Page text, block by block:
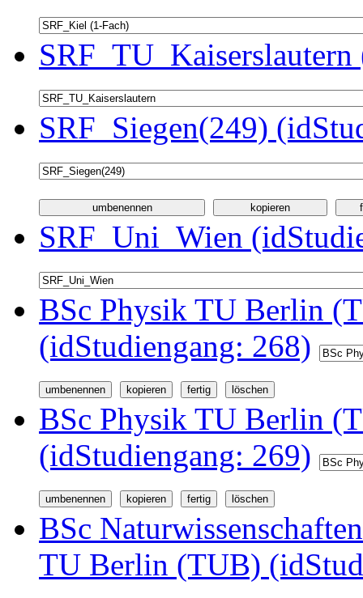
SRF_Siegen(249)
SRF_Uni_Wien
BSc Physik TU Berlin
(idStudiengang: 268)
BSc Physik TU Berlin
(idStudiengang: 269)
BSc
TU Berlin (TUB)